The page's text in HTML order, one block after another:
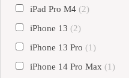
iPad Pro M4 (2)
iPhone 13 (2)
iPhone 13 Pro (1)
iPhone 14 Pro Max (1)